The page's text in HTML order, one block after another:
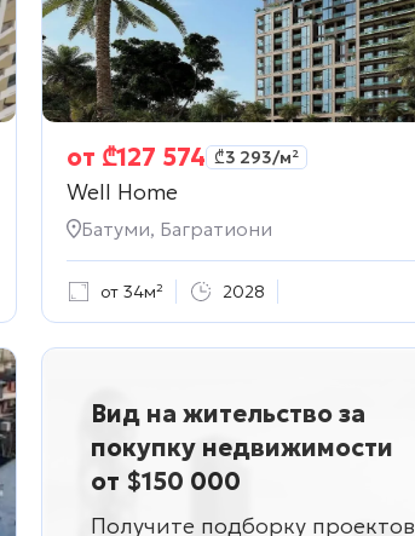
от ₾127 574 ₾3 293/м²
Well Home
Батуми, Багратиони
от 34м² 2028
Вид на жительство за
покупку недвижимости
от $150 000
Получите подборку проектов